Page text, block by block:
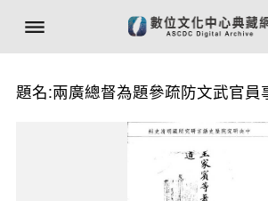
題名:兩廣總督為題參疏防文武官員